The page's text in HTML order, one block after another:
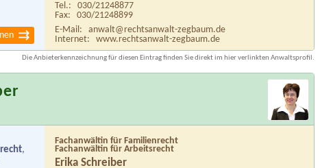
Tel.:
030/21248877
Fax:
030/21248899
E-Mail:
anwalt@rechtsanwalt-zegbaum.de
Internet:
www.rechtsanwalt-zegbaum.de
Die Anbieterkennzeichnung für diesen Eintrag finden Sie direkt im hier verlinkten Anwaltsprofil.
Fachanwältin für Familienrecht
Fachanwältin für Arbeitsrecht
Erika Schreiber
,